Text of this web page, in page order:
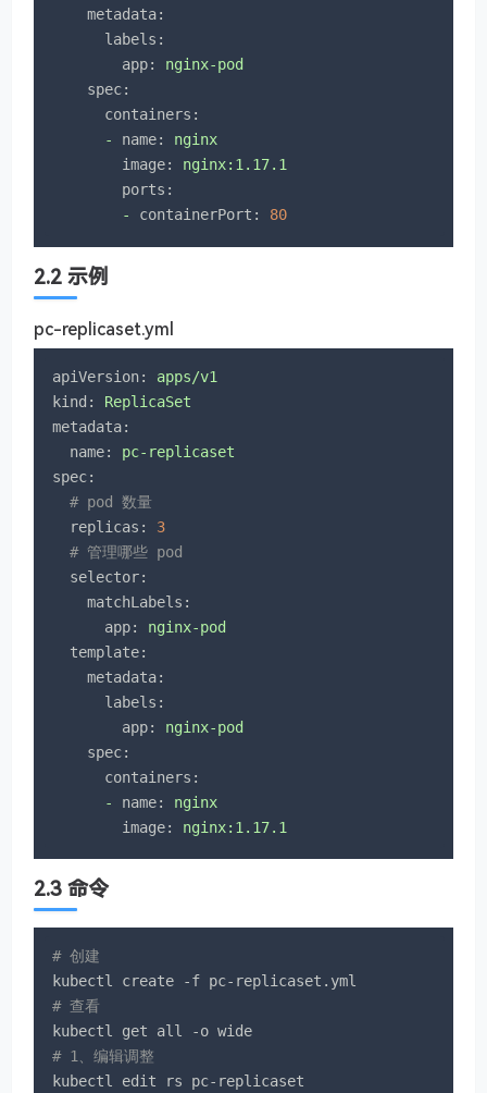
metadata:
labels:
app:
nginx-pod
spec:
containers:
-
name:
nginx
image:
nginx:1.17.1
ports:
-
containerPort: 80
2.2 示例
pc-replicaset.yml
apiVersion:
apps/v1
kind:
ReplicaSet
metadata:
name:
pc-replicaset
spec:
# pod 数量
replicas:
3
# 管理哪些 pod
selector:
matchLabels:
app:
nginx-pod
template:
metadata:
labels:
app:
nginx-pod
spec:
containers:
-
name:
nginx
image:
nginx:1.17.1
2.3 命令
# 创建
# 查看
# 1、编辑调整